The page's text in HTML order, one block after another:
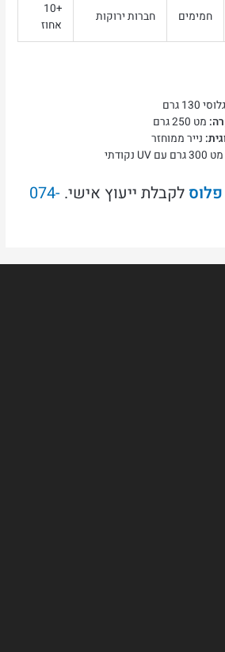
חמימים חברות ירוקות
+10
אחוז
גלוסי 130 גרם
מט 250 גרם
נייר ממוחזר
מט 300 גרם עם UV נקודתי
פלוס לקבלת ייעוץ אישי.074-